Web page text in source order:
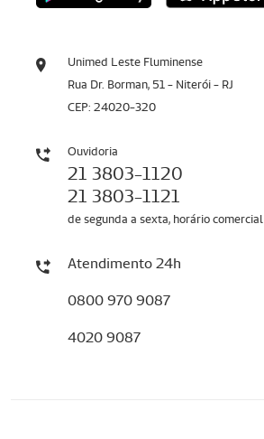
Unimed Leste Fluminense
Rua Dr. Borman, 51 - Niterói - RJ
CEP: 24020-320
Ouvidoria
21 3803-1120
21 3803-1121
de segunda a sexta, horário comercial
Atendimento 24h
0800 970 9087
4020 9087